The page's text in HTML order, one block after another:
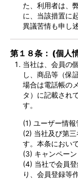
た、利用者は、
に、当該措置に
異議苦情も申し
第１８条： (個人
当社は、会員の
し、商品等（保
場合は電話帳の
タ）に記載され
す。
(1) ユーザー情報
(2) 当社及び第
す。本条におい
(3) キャンペー
(4) 当社で会員
り、会員登録等